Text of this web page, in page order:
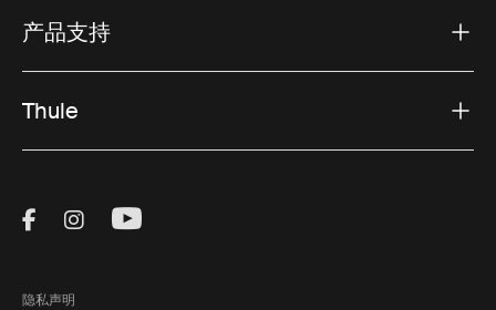
产品支持
Thule
Visit Thule on Facebook (external link)
Visit Thule on Instagram (external link)
Visit Thule on Youtube (external
隐私声明